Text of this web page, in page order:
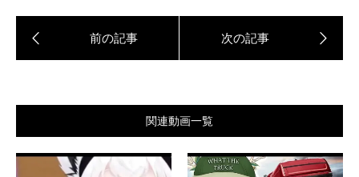
関連動画一覧